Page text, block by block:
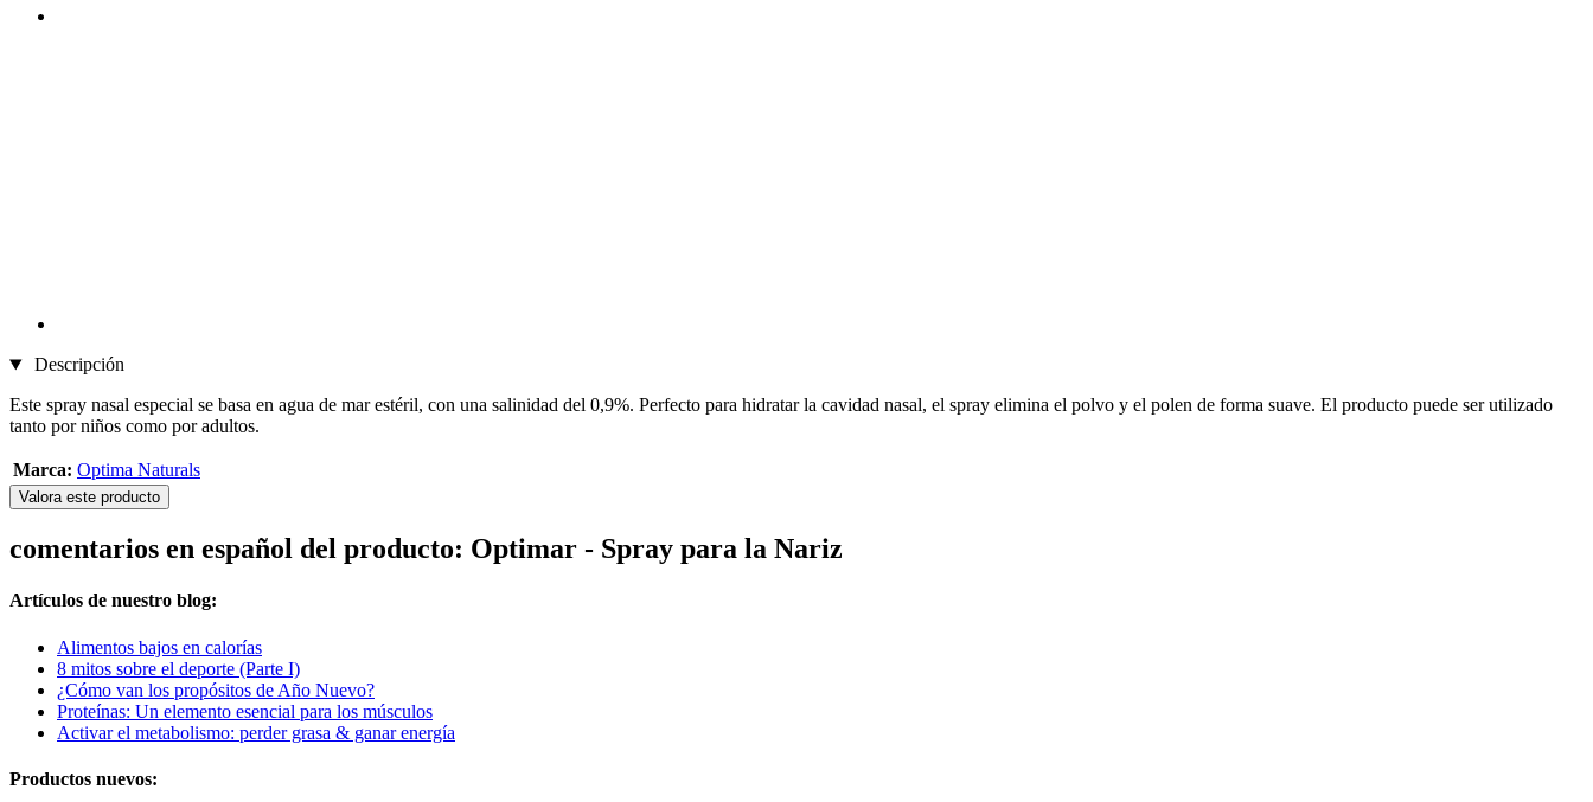
Descripción
Este spray nasal especial se basa en agua de mar estéril, con una salinidad del 0,9%. Perfecto para hidratar la cavidad nasal, el spray elimina el polvo y el polen de forma suave. El producto puede ser utilizado
tanto por niños como por adultos.
Marca: Optima Naturals
Valora este producto
comentarios en español del producto: Optimar - Spray para la Nariz
Artículos de nuestro blog:
Alimentos bajos en calorías
8 mitos sobre el deporte (Parte I)
¿Cómo van los propósitos de Año Nuevo?
Proteínas: Un elemento esencial para los músculos
Activar el metabolismo: perder grasa & ganar energía
Productos nuevos: